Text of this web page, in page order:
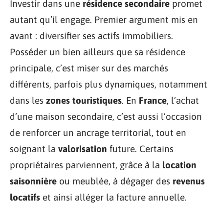
Investir dans une résidence secondaire promet
autant qu’il engage. Premier argument mis en
avant : diversifier ses actifs immobiliers.
Posséder un bien ailleurs que sa résidence
principale, c’est miser sur des marchés
différents, parfois plus dynamiques, notamment
dans les zones touristiques. En France, l’achat
d’une maison secondaire, c’est aussi l’occasion
de renforcer un ancrage territorial, tout en
soignant la valorisation future. Certains
propriétaires parviennent, grâce à la location
saisonnière ou meublée, à dégager des revenus
locatifs et ainsi alléger la facture annuelle.